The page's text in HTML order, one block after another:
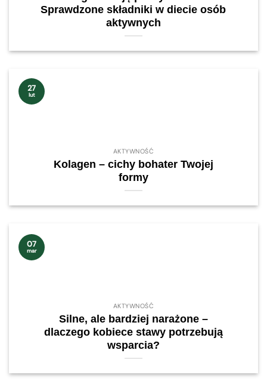
Sprawdzone składniki w diecie osób
aktywnych
AKTYWNOŚĆ
Kolagen – cichy bohater Twojej
formy
27
lut
AKTYWNOŚĆ
Silne, ale bardziej narażone –
dlaczego kobiece stawy potrzebują
wsparcia?
07
mar